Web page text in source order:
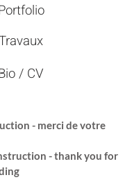
/ CV
- merci de votre
- thank you for